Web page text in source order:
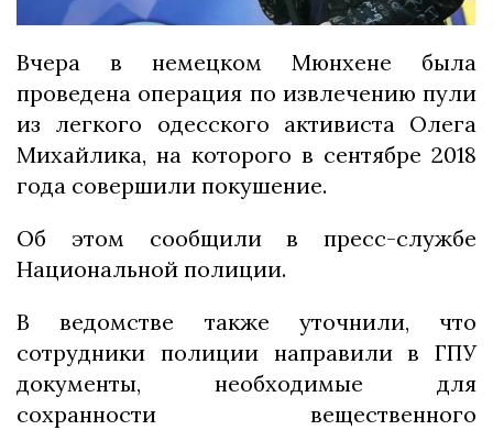
Вчера в немецком Мюнхене была
проведена операция по извлечению пули
из легкого одесского активиста Олега
Михайлика, на которого в сентябре 2018
года совершили покушение.
Об этом сообщили в пресс-службе
Национальной полиции.
В ведомстве также уточнили, что
сотрудники полиции направили в ГПУ
документы, необходимые для
сохранности вещественного